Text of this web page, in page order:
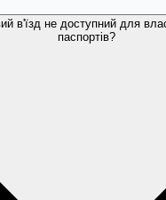
в'їзд не доступний для
паспортів?